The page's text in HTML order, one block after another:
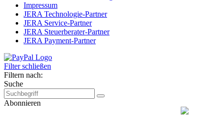
Impressum
JERA Technologie-Partner
JERA Service-Partner
JERA Steuerberater-Partner
JERA Payment-Partner
Filter schließen
Filtern nach:
Suche
Abonnieren